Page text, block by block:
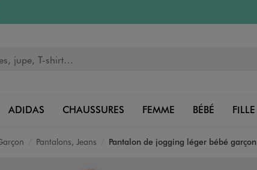
ADIDAS CHAUSSURES FEMME BÉBÉ FILLE
Pantalons, Jeans Pantalon de jogging léger bébé garçon